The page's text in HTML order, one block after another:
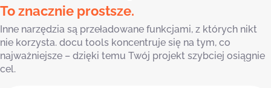
To znacznie prostsze.
Inne narzędzia są przeładowane funkcjami, z których nikt
nie korzysta. docu tools koncentruje się na tym, co
najważniejsze – dzięki temu Twój projekt szybciej osiągnie
cel.